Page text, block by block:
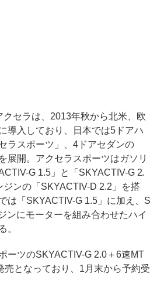
セラは、2013年秋から北米、欧
導入しており、日本では5ドアハ
ラスポーツ」、4ドアセダンの
展開。アクセラスポーツはガソリ
G 1.5」と「SKYACTIV-G 2.
ンの「SKYACTIV-D 2.2」を搭
は「SKYACTIV-G 1.5」に加え、S
ンにモーターを組み合わせたハイ
。
ーツのSKYACTIV-G 2.0＋6速MT
売となっており、1月末から予約受